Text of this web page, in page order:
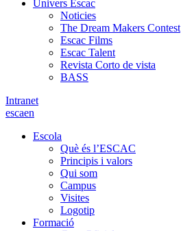
Univers Escac
Noticies
The Dream Makers Contest
Escac Films
Escac Talent
Revista Corto de vista
BASS
Intranet
escaen
Escola
Què és l’ESCAC
Principis i valors
Qui som
Campus
Visites
Logotip
Formació